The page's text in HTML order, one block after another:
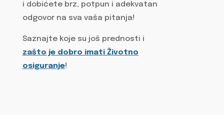
i dobićete brz, potpun i adekvatan
odgovor na sva vaša pitanja!
Saznajte koje su još prednosti i
zašto je dobro imati Životno
osiguranje!